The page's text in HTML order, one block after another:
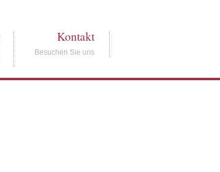
Kontakt
Besuchen Sie uns